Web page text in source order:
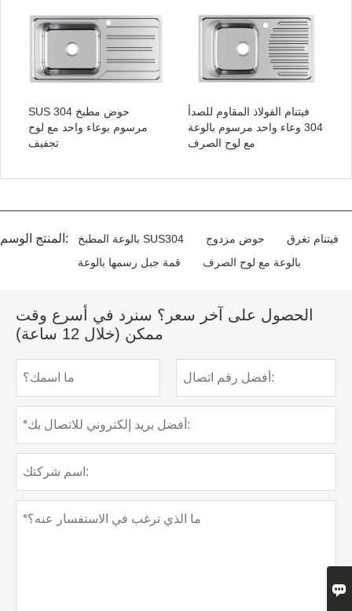
SUS 304 حوض مطبخ
مرسوم بوعاء واحد مع لوح
تجفيف
فيتنام الفولاذ المقاوم للصدأ
304 وعاء واحد مرسوم بالوعة
مع لوح الصرف
المنتج الوسم: بالوعة المطبخ SUS304 حوض مزدوج
فيتنام تغرق
قمة جبل رسمها بالوعة
بالوعة مع لوح الصرف
الحصول على آخر سعر؟ سنرد في أسرع وقت
ممكن (خلال 12 ساعة)
